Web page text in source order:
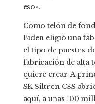
eso».
Como telón de
Biden eligió una
el tipo de puestos
fabricación de alta
quiere crear. A
SK Siltron CSS
aquí, a unas 100